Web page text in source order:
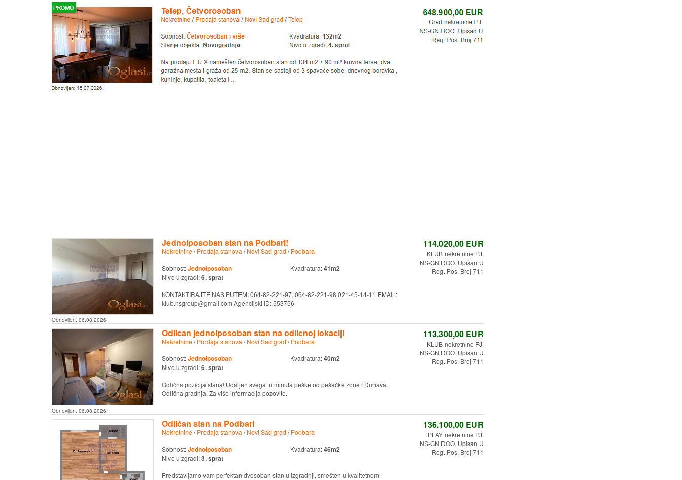
Obnovljen: 06.08.2026.
Jednoiposoban stan na Podbari!
Nekretnine/Prodaja stanova /Novi Sad grad /Podbara
Sobnost:Jednoiposoban Kvadratura:41m2
Nivo u zgradi:6. sprat
KONTAKTIRAJTE NAS PUTEM: 064-82-221-97, 064-82-221-98 021-45-14-11 EMAIL:
klub.nsgroup@gmail.com Agencijski ID: 553756
114.020,00EUR
KLUB nekretnine PJ.
NS-GN DOO. Upisan U
Reg. Pos. Broj 711
Obnovljen: 06.08.2026.
Odlican jednoiposoban stan na odlicnoj lokaciji
Nekretnine/Prodaja stanova /Novi Sad grad /Podbara
Sobnost:Jednoiposoban Kvadratura:40m2
Nivo u zgradi:6. sprat
Odlična pozicija stana! Udaljen svega tri minuta peške od pešačke zone i Dunava.
Odlična gradnja. Za više informacija pozovite.
113.300,00EUR
KLUB nekretnine PJ.
NS-GN DOO. Upisan U
Reg. Pos. Broj 711
Odličan stan na Podbari
Nekretnine/Prodaja stanova /Novi Sad grad /Podbara
Sobnost:Jednoiposoban Kvadratura:46m2
Nivo u zgradi:3. sprat
Predstavljamo vam perfektan dvosoban stan u izgradnji, smešten u kvalitetnom
136.100,00EUR
PLAY nekretnine PJ.
NS-GN DOO. Upisan U
Reg. Pos. Broj 711